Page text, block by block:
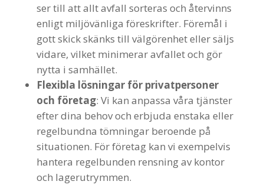
ser till att allt avfall sorteras och återvinns
enligt miljövänliga föreskrifter. Föremål i
gott skick skänks till välgörenhet eller säljs
vidare, vilket minimerar avfallet och gör
nytta i samhället.
Flexibla lösningar för privatpersoner
och företag: Vi kan anpassa våra tjänster
efter dina behov och erbjuda enstaka eller
regelbundna tömningar beroende på
situationen. För företag kan vi exempelvis
hantera regelbunden rensning av kontor
och lagerutrymmen.